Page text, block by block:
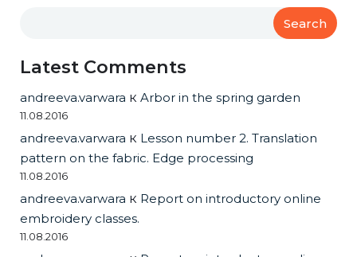
Search
Latest Comments
andreeva.varwara к Arbor in the spring garden
11.08.2016
andreeva.varwara к Lesson number 2. Translation
pattern on the fabric. Edge processing
11.08.2016
andreeva.varwara к Report on introductory online
embroidery classes.
11.08.2016